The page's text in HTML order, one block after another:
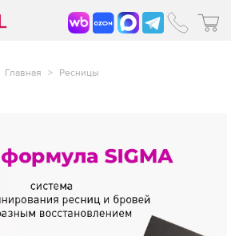
Главная > Ресницы